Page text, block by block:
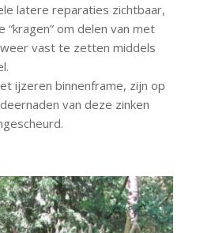
latere reparaties zichtbaar,
om delen van met
vast te zetten middels
ijzeren binnenframe, zijn op
van deze zinken